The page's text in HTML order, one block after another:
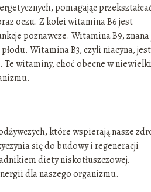
pomagając
oczu. Z kolei witamina B6 jest
poznawcze. Witamina B9,
Witamina B3, czyli niacyna, jest
Te witaminy, choć obecne w
które wspierają nasze
się do budowy i regeneracji
diety niskotłuszczowej.
dla naszego organizmu.